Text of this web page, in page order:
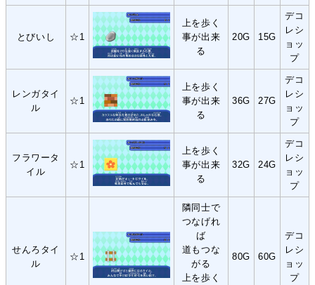
とびいし ☆1
上を歩く
事が出来
る
20G 15G
デコ
レシ
ョッ
プ
レンガタイ
ル
☆1
上を歩く
事が出来
る
36G 27G
デコ
レシ
ョッ
プ
フラワータ
イル
☆1
上を歩く
事が出来
る
32G 24G
デコ
レシ
ョッ
プ
せんろタイ
ル
☆1
隣同士で
つなげれ
ば
道もつな
がる
上を歩く
80G 60G
デコ
レシ
ョッ
プ